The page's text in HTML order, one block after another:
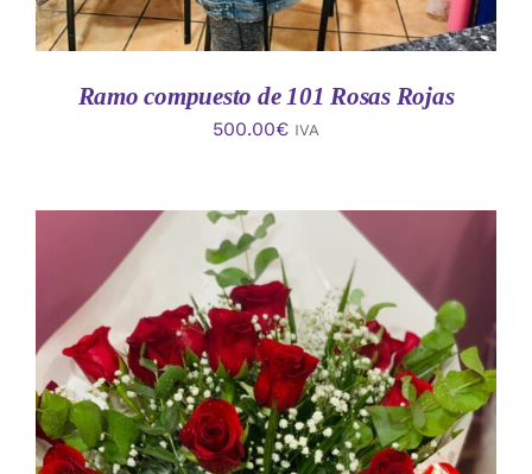
Ramo compuesto de 101 Rosas Rojas
500.00€ IVA
AÑADIR AL CARRITO
/
DETALLES